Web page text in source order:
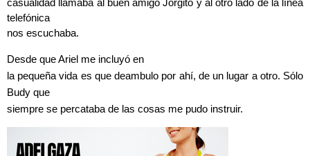
casualidad llamaba al buen amigo Jorgito y al otro lado de la línea
telefónica
nos escuchaba.
Desde que Ariel me incluyó en
la pequeña vida es que deambulo por ahí, de un lugar a otro. Sólo
Budy que
siempre se percataba de las cosas me pudo instruir.